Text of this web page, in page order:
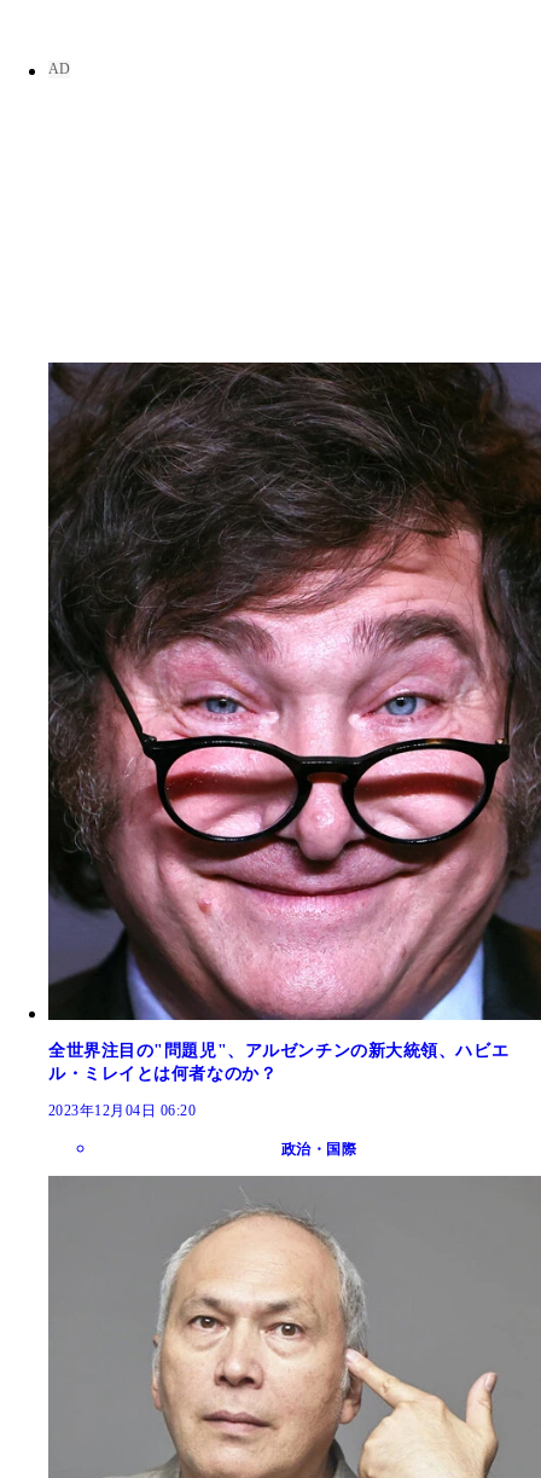
全世界注目の"問題児"、アルゼンチンの新大統領、ハビエ
ル・ミレイとは何者なのか？
2023年12月04日 06:20
政治・国際